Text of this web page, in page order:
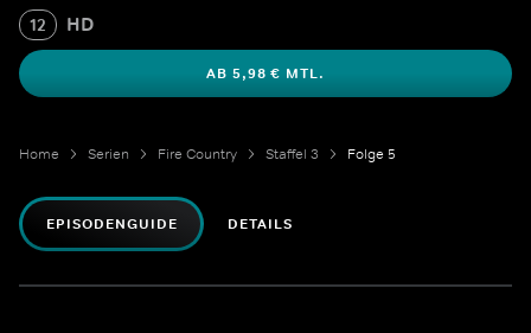
12 HD
AB 5,98 € MTL.
Home Serien Fire Country Staffel 3 Folge 5
EPISODENGUIDE DETAILS